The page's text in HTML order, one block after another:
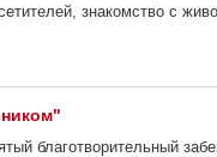
знакомство с
благотворительный